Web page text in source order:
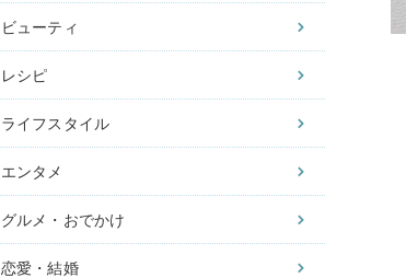
ビューティ
レシピ
ライフスタイル
エンタメ
グルメ・おでかけ
恋愛・結婚